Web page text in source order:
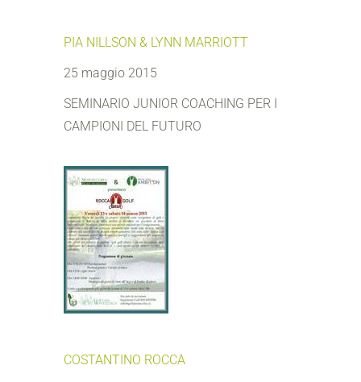
PIA NILLSON & LYNN MARRIOTT
25 maggio 2015
SEMINARIO JUNIOR COACHING PER I
CAMPIONI DEL FUTURO
COSTANTINO ROCCA